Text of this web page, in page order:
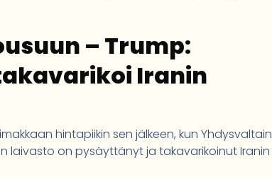
– Trump:
Iranin
hintapiikin sen jälkeen, kun Yhdysvaltain
laivasto on pysäyttänyt ja takavarikoinut Iranin